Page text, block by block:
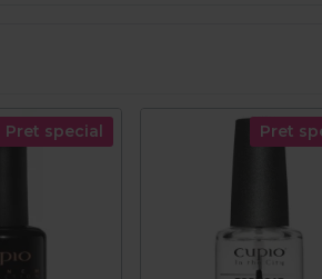
Pret special Pret